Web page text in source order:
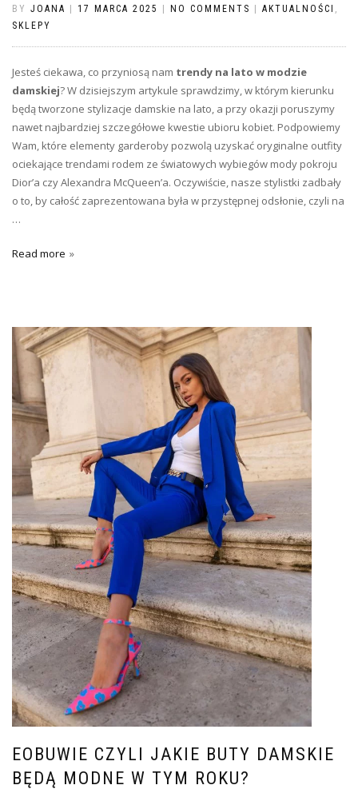
BY JOANA | 17 MARCA 2025 | NO COMMENTS | AKTUALNOŚCI
SKLEPY
Jesteś ciekawa, co przyniosą nam trendy na lato w modzie
damskiej? W dzisiejszym artykule sprawdzimy, w którym kierunku
będą tworzone stylizacje damskie na lato, a przy okazji poruszymy
nawet najbardziej szczegółowe kwestie ubioru kobiet. Podpowiemy
Wam, które elementy garderoby pozwolą uzyskać oryginalne outfity
ociekające trendami rodem ze światowych wybiegów mody pokroju
Dior’a czy Alexandra McQueen’a. Oczywiście, nasze stylistki zadbały
o to, by całość zaprezentowana była w przystępnej odsłonie, czyli na
…
Read more
EOBUWIE CZYLI JAKIE BUTY DAMSKIE
BĘDĄ MODNE W TYM ROKU?